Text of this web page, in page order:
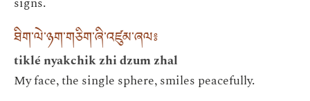
ཐིག་ལེ་ཉག་གཅིག་ཞི་འཛུམ་ཞལ༔
tiklé nyakchik zhi dzum zhal
My face, the single sphere, smiles peacefully.